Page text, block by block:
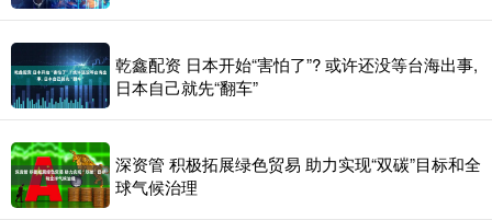
乾鑫配资 日本开始“害怕了”? 或许还没等台海出事,
日本自己就先“翻车”
深资管 积极拓展绿色贸易 助力实现“双碳”目标和全
球气候治理